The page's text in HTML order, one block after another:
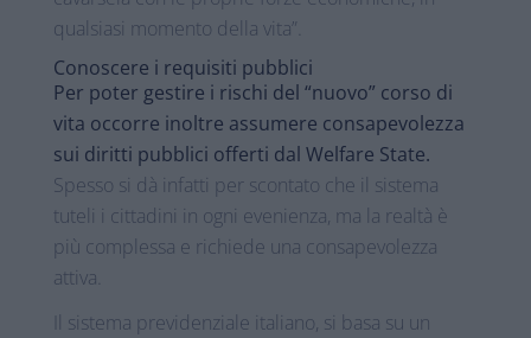
qualsiasi momento della vita”.
Conoscere i requisiti pubblici
Per poter gestire i rischi del “nuovo” corso di
vita occorre inoltre assumere consapevolezza
sui diritti pubblici offerti dal Welfare State.
Spesso si dà infatti per scontato che il sistema
tuteli i cittadini in ogni evenienza, ma la realtà è
più complessa e richiede una consapevolezza
attiva.
Il sistema previdenziale italiano, si basa su un